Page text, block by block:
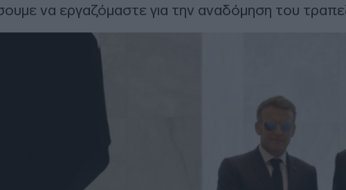
να εργαζόμαστε για την αναδόμηση του